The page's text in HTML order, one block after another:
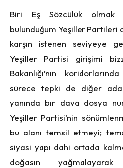
Biri Eş Sözcülük olmak
bulunduğum Yeşiller Partileri
karşın istenen seviyeye
Yeşiller Partisi girişimi
Bakanlığı’nın
sürece tepki de diğer
yanında bir dava dosya
Yeşiller Partisi’nin
bu alanı temsil etmeyi;
siyasi yapı dahi ortada
doğasını